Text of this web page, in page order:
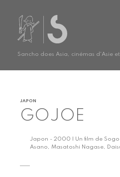
Sancho does Asia, cinémas d'Asie
JAPON
GOJOE
Japon - 2000 | Un film de Sogo
Asano, Masatoshi Nagase,